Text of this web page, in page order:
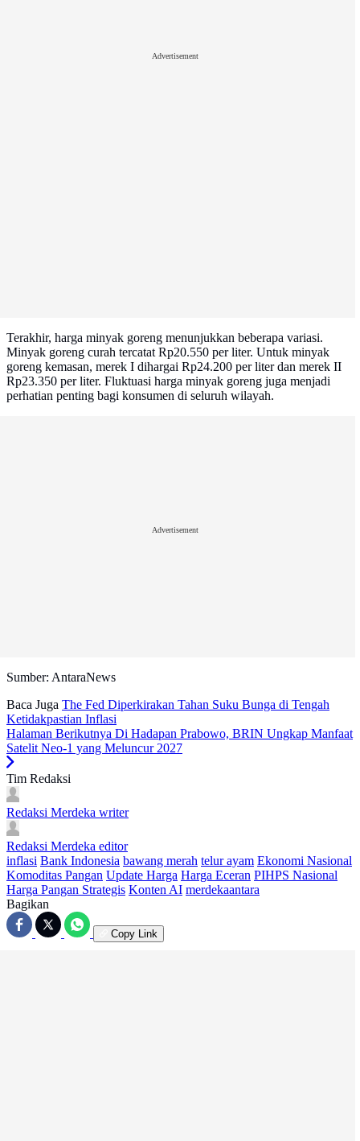
Advertisement
Terakhir, harga minyak goreng menunjukkan beberapa variasi.
Minyak goreng curah tercatat Rp20.550 per liter. Untuk minyak
goreng kemasan, merek I dihargai Rp24.200 per liter dan merek II
Rp23.350 per liter. Fluktuasi harga minyak goreng juga menjadi
perhatian penting bagi konsumen di seluruh wilayah.
Advertisement
Sumber: AntaraNews
Baca Juga The Fed Diperkirakan Tahan Suku Bunga di Tengah
Ketidakpastian Inflasi
Halaman Berikutnya Di Hadapan Prabowo, BRIN Ungkap Manfaat
Satelit Neo-1 yang Meluncur 2027
Tim Redaksi
Redaksi Merdeka writer
Redaksi Merdeka editor
inflasi Bank Indonesia bawang merah telur ayam Ekonomi Nasional
Komoditas Pangan Update Harga Harga Eceran PIHPS Nasional
Harga Pangan Strategis Konten AI merdekaantara
Bagikan
Copy Link